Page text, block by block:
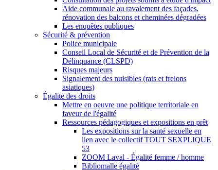
Aide communale au ravalement des façades,
rénovation des balcons et cheminées dégradées
Les enquêtes publiques
Sécurité & prévention
Police municipale
Conseil Local de Sécurité et de Prévention de la
Délinquance (CLSPD)
Risques majeurs
Signalement des nuisibles (rats et frelons
asiatiques)
Égalité des droits
Mettre en oeuvre une politique territoriale en
faveur de l'égalité
Ressources pédagogiques et expositions en prêt
Les expositions sur la santé sexuelle en
lien avec le collectif TOUT SEXPLIQUE
53
ZOOM Laval - Égalité femme / homme
Bibliomalle égalité